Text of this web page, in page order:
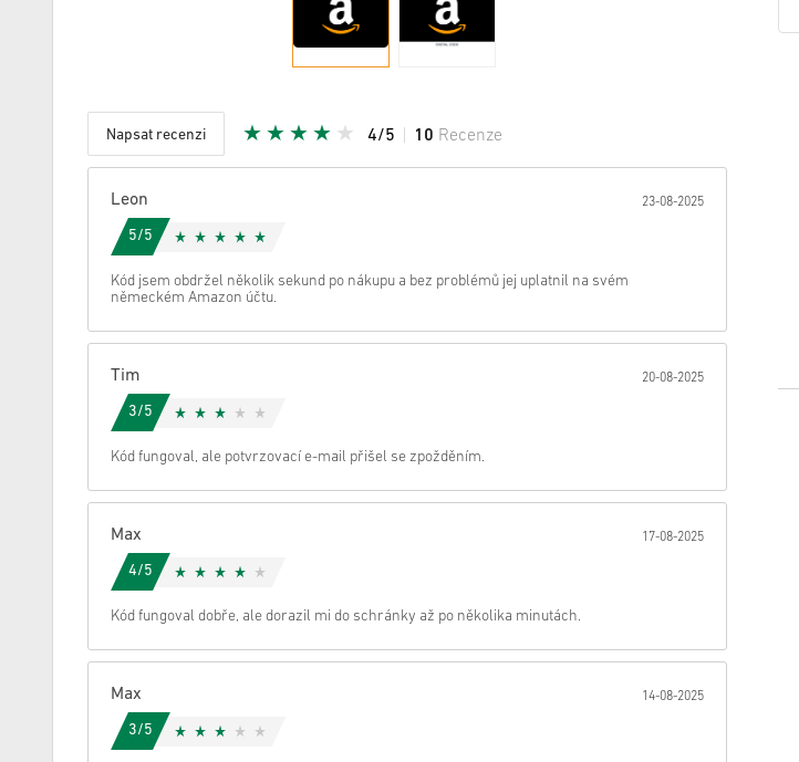
Napsat recenzi 4/5 10 Recenze
zrušení
Leon 23-08-2025
5/5
Kód jsem obdržel několik sekund po nákupu a bez problémů jej uplatnil na svém
německém Amazon účtu.
Tim 20-08-2025
3/5
Kód fungoval, ale potvrzovací e-mail přišel se zpožděním.
Max 17-08-2025
4/5
Kód fungoval dobře, ale dorazil mi do schránky až po několika minutách.
Max 14-08-2025
3/5